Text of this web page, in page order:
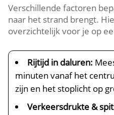
Verschillende factoren
naar het strand brengt.
overzichtelijk voor je op
Rijtijd in daluren:
minuten vanaf het
zijn en het stoplicht op
Verkeersdrukte &